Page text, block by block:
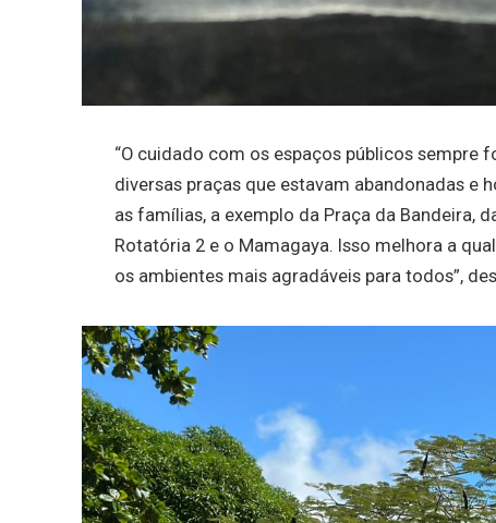
“O cuidado com os espaços públicos
diversas praças que estavam abandonadas e
as famílias, a exemplo da Praça da Bandeira,
Rotatória 2 e o Mamagaya. Isso melhora a
os ambientes mais agradáveis para todos”,